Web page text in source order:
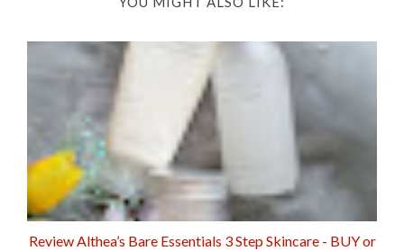
Review Althea’s Bare Essentials 3 Step Skincare - BUY or